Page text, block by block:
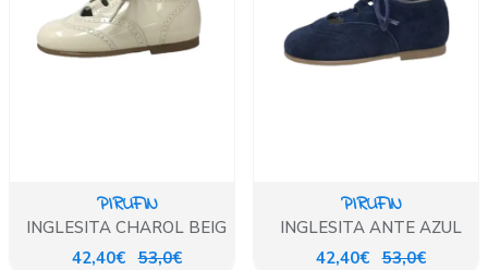
PIRUFIN
INGLESITA CHAROL BEIG
42,40€ 53,0€
PIRUFIN
INGLESITA ANTE AZUL
42,40€ 53,0€